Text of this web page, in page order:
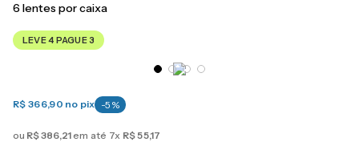
6 lentes por caixa
LEVE 4 PAGUE 3
R$ 366,90 no pix -5 %
ou R$386,21 em até 7x R$55,17